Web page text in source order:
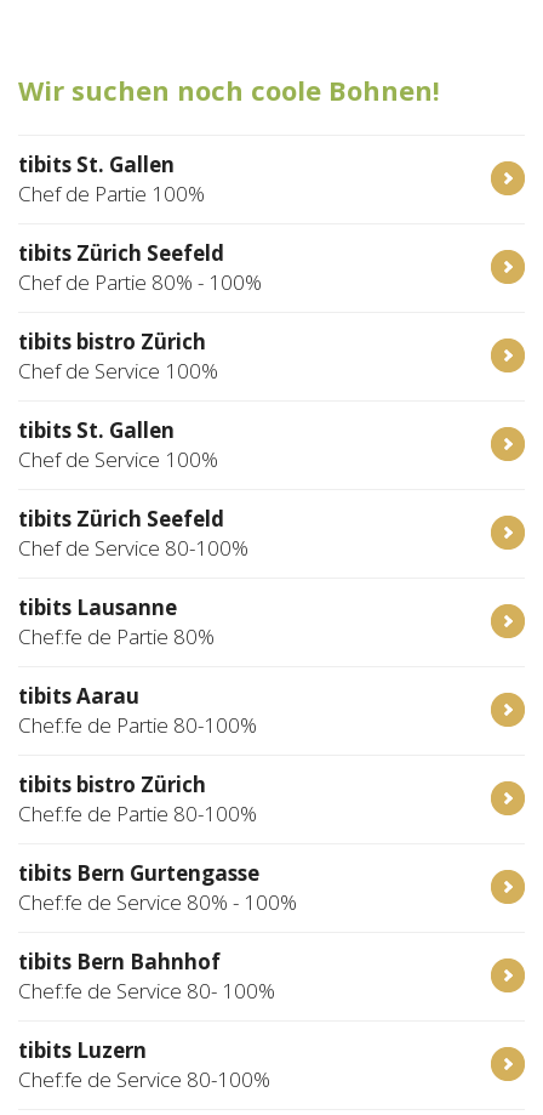
Login
Wir suchen noch coole Bohnen!
tibits St. Gallen
Chef de Partie 100%
tibits Zürich Seefeld
Chef de Partie 80% - 100%
tibits bistro Zürich
Chef de Service 100%
tibits St. Gallen
Chef de Service 100%
tibits Zürich Seefeld
Chef de Service 80-100%
tibits Lausanne
Chef:fe de Partie 80%
tibits Aarau
Chef:fe de Partie 80-100%
tibits bistro Zürich
Chef:fe de Partie 80-100%
tibits Bern Gurtengasse
Chef:fe de Service 80% - 100%
tibits Bern Bahnhof
Chef:fe de Service 80- 100%
tibits Luzern
Chef:fe de Service 80-100%